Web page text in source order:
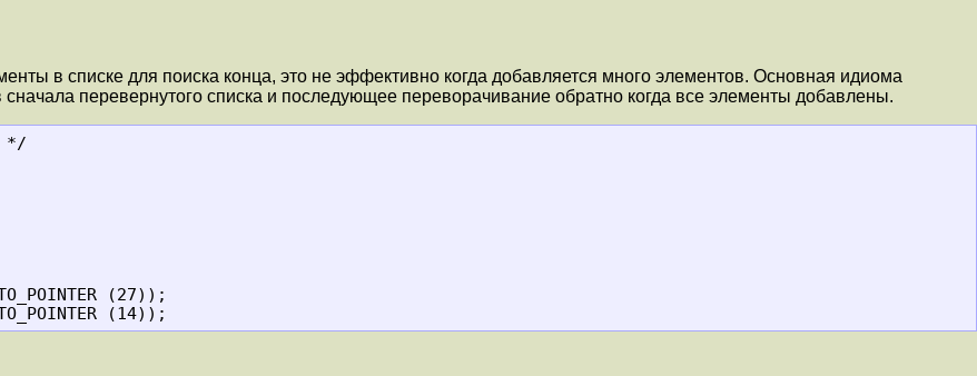
в списке для поиска конца, это не эффективно когда добавляется много элементов. Основная идиома
перевернутого списка и последующее переворачивание обратно когда все элементы добавлены.